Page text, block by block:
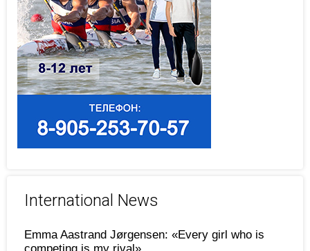
International News
Emma Aastrand Jørgensen: «Every girl who is